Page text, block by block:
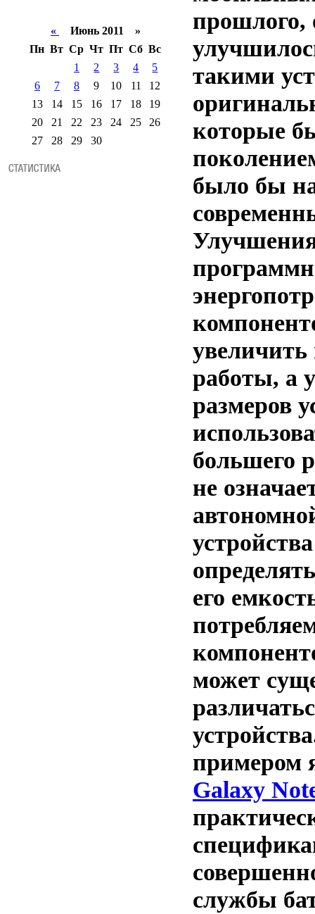
«
Июнь 2011 »
Пн Вт Ср Чт Пт Сб Вс
1
2 3 4
5
6
7 8 9 10 11
12
13
14 15 16 17 18
19
20
21 22 23 24 25
26
27
28 29 30
прошлого,
такими
которые
было бы
работы, а
размеров
большего
не
его
может
примером
Galaxy
службы